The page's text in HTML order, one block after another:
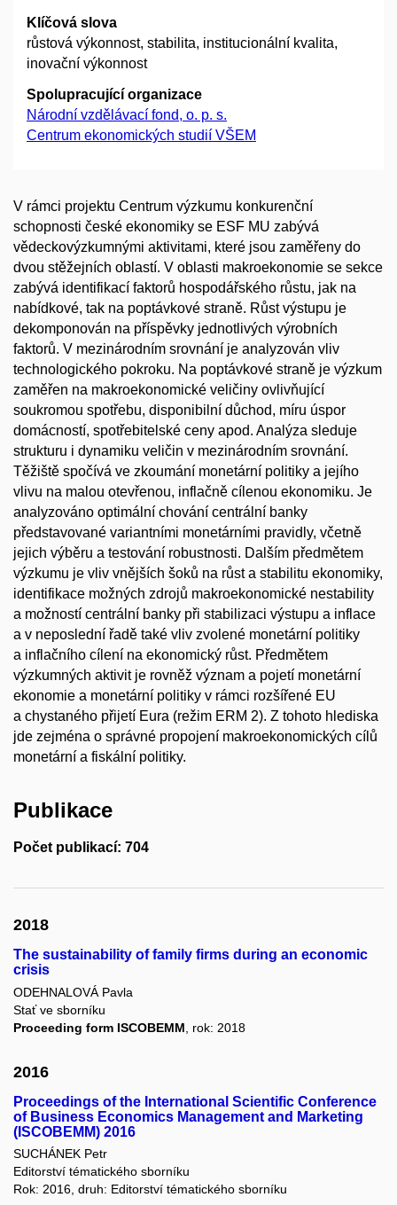
Klíčová slova
růstová výkonnost, stabilita, institucionální kvalita,
inovační výkonnost
Spolupracující organizace
Národní vzdělávací fond, o. p. s.
Centrum ekonomických studií VŠEM
V rámci projektu Centrum výzkumu konkurenční
schopnosti české ekonomiky se ESF MU zabývá
vědeckovýzkumnými aktivitami, které jsou zaměřeny do
dvou stěžejních oblastí. V oblasti makroekonomie se sekce
zabývá identifikací faktorů hospodářského růstu, jak na
nabídkové, tak na poptávkové straně. Růst výstupu je
dekomponován na příspěvky jednotlivých výrobních
faktorů. V mezinárodním srovnání je analyzován vliv
technologického pokroku. Na poptávkové straně je výzkum
zaměřen na makroekonomické veličiny ovlivňující
soukromou spotřebu, disponibilní důchod, míru úspor
domácností, spotřebitelské ceny apod. Analýza sleduje
strukturu i dynamiku veličin v mezinárodním srovnání.
Těžiště spočívá ve zkoumání monetární politiky a jejího
vlivu na malou otevřenou, inflačně cílenou ekonomiku. Je
analyzováno optimální chování centrální banky
představované variantními monetárními pravidly, včetně
jejich výběru a testování robustnosti. Dalším předmětem
výzkumu je vliv vnějších šoků na růst a stabilitu ekonomiky,
identifikace možných zdrojů makroekonomické nestability
a možností centrální banky při stabilizaci výstupu a inflace
a v neposlední řadě také vliv zvolené monetární politiky
a inflačního cílení na ekonomický růst. Předmětem
výzkumných aktivit je rovněž význam a pojetí monetární
ekonomie a monetární politiky v rámci rozšířené EU
a chystaného přijetí Eura (režim ERM 2). Z tohoto hlediska
jde zejména o správné propojení makroekonomických cílů
monetární a fiskální politiky.
Publikace
Počet publikací: 704
2018
The sustainability of family firms during an economic
crisis
ODEHNALOVÁ Pavla
Stať ve sborníku
Proceeding form ISCOBEMM , rok: 2018
2016
Proceedings of the International Scientific Conference
of Business Economics Management and Marketing
(ISCOBEMM) 2016
SUCHÁNEK Petr
Editorství tématického sborníku
Rok: 2016, druh: Editorství tématického sborníku